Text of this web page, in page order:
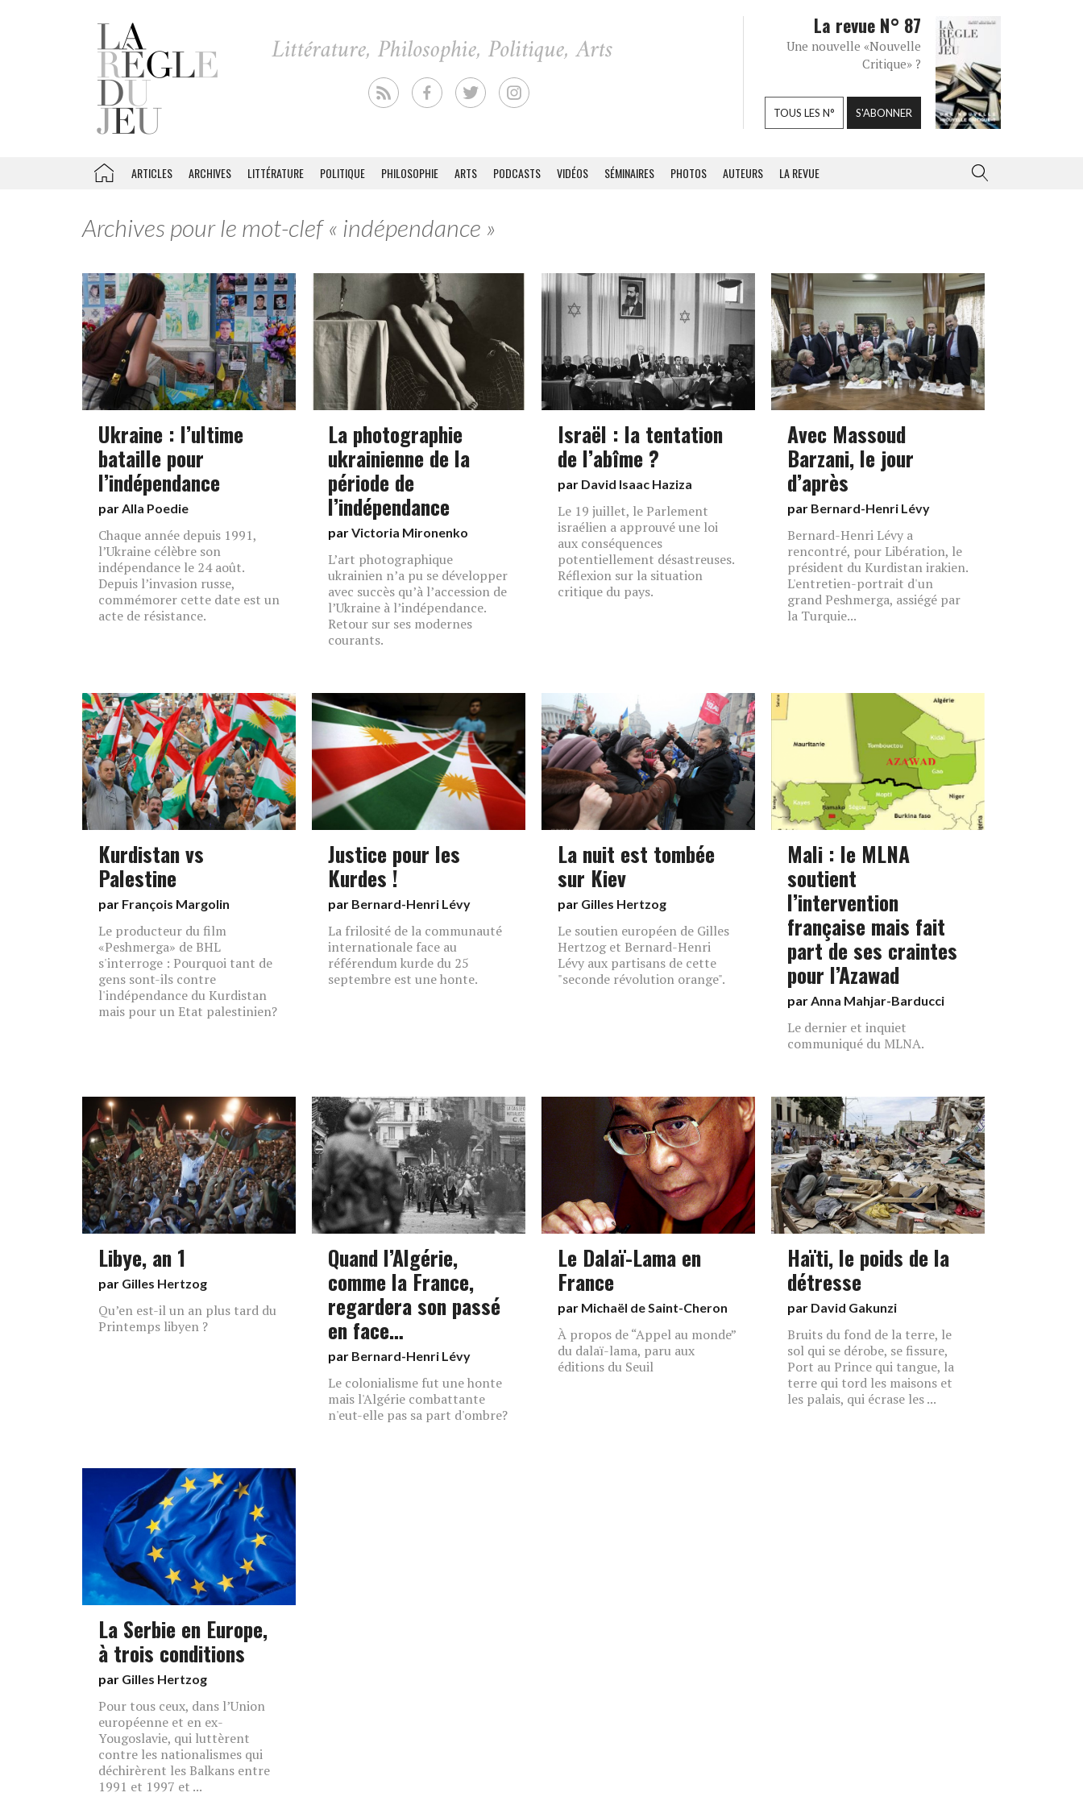
La revue N° 87
Une nouvelle «Nouvelle
Critique» ?
TOUS LES N° S'ABONNER
ARTICLES ARCHIVES LITTÉRATURE POLITIQUE PHILOSOPHIE ARTS PODCASTS VIDÉOS SÉMINAIRES PHOTOS AUTEURS LA REVUE
Archives pour le mot-clef « indépendance »
Ukraine : l’ultime
bataille pour
l’indépendance
parAlla Poedie
Chaque année depuis 1991,
l’Ukraine célèbre son
indépendance le 24 août.
Depuis l’invasion russe,
commémorer cette date est un
acte de résistance.
La photographie
ukrainienne de la
période de
l’indépendance
parVictoria Mironenko
L’art photographique
ukrainien n’a pu se développer
avec succès qu’à l’accession de
l’Ukraine à l’indépendance.
Retour sur ses modernes
courants.
Israël : la tentation
de l’abîme ?
par David Isaac Haziza
Le 19 juillet, le Parlement
israélien a approuvé une loi
aux conséquences
potentiellement désastreuses.
Réflexion sur la situation
critique du pays.
Avec Massoud
Barzani, le jour
d’après
par Bernard-Henri Lévy
Bernard-Henri Lévy a
rencontré, pour Libération, le
président du Kurdistan irakien.
L'entretien-portrait d'un
grand Peshmerga, assiégé par
la Turquie...
Kurdistan vs
Palestine
par François Margolin
Le producteur du film
«Peshmerga» de BHL
s'interroge : Pourquoi tant de
gens sont-ils contre
l'indépendance du Kurdistan
mais pour un Etat palestinien?
Justice pour les
Kurdes !
par Bernard-Henri Lévy
La frilosité de la communauté
internationale face au
référendum kurde du 25
septembre est une honte.
La nuit est tombée
sur Kiev
par Gilles Hertzog
Le soutien européen de Gilles
Hertzog et Bernard-Henri
Lévy aux partisans de cette
"seconde révolution orange".
Mali : le MLNA
soutient
l’intervention
française mais fait
part de ses craintes
pour l’Azawad
parAnna Mahjar-Barducci
Le dernier et inquiet
communiqué du MLNA.
Libye, an 1
par Gilles Hertzog
Qu’en est-il un an plus tard du
Printemps libyen ?
Quand l’Algérie,
comme la France,
regardera son passé
en face…
par Bernard-Henri Lévy
Le colonialisme fut une honte
mais l'Algérie combattante
n'eut-elle pas sa part d'ombre?
Le Dalaï-Lama en
France
par Michaël de Saint-Cheron
À propos de “Appel au monde”
du dalaï-lama, paru aux
éditions du Seuil
Haïti, le poids de la
détresse
par David Gakunzi
Bruits du fond de la terre, le
sol qui se dérobe, se fissure,
Port au Prince qui tangue, la
terre qui tord les maisons et
les palais, qui écrase les ...
La Serbie en Europe,
à trois conditions
par Gilles Hertzog
Pour tous ceux, dans l’Union
européenne et en ex-
Yougoslavie, qui luttèrent
contre les nationalismes qui
déchirèrent les Balkans entre
1991 et 1997 et ...